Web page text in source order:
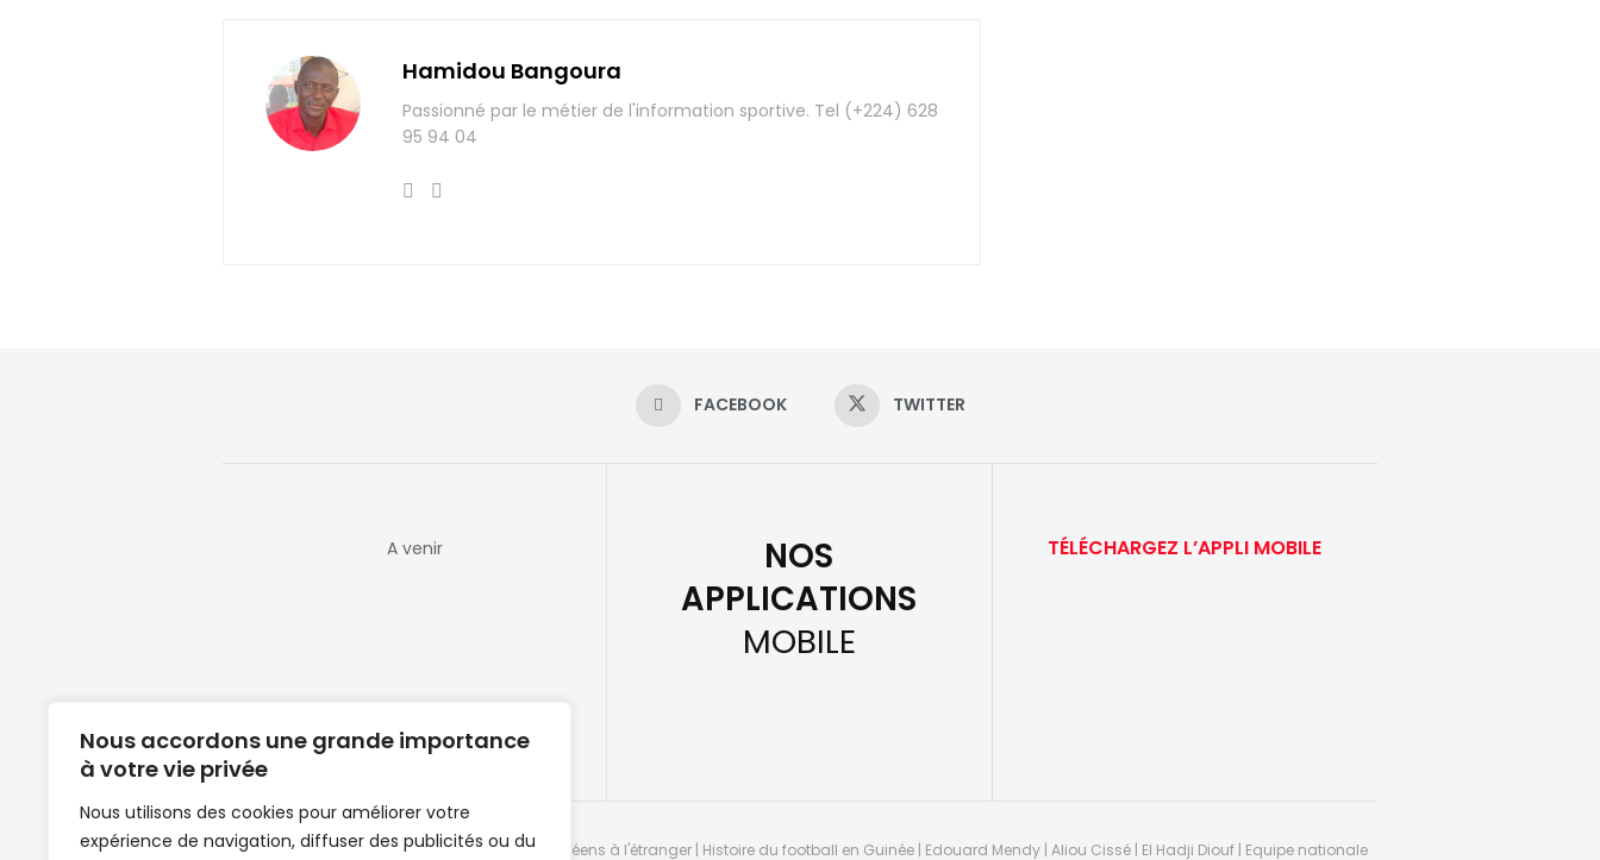
Nous accordons une grande importance
à votre vie privée
Nous utilisons des cookies pour améliorer votre
expérience de navigation, diffuser des publicités ou du
Hamidou Bangoura
Passionné par le métier de l'information sportive. Tel (+224) 628
95 94 04
FACEBOOK TWITTER
A venir
NOS
APPLICATIONS
MOBILE
TÉLÉCHARGEZ L’APPLI MOBILE
Clubs de football en Guinée | Footballeurs guinéens à l'étranger | Histoire du football en Guinée | Edouard Mendy | Aliou Cissé | El Hadji Diouf | Equipe nationale